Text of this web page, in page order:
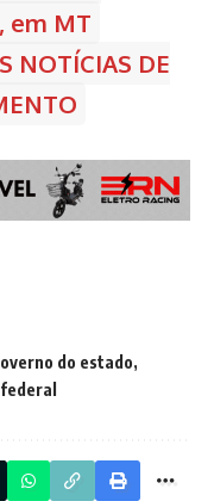
em MT
NOTÍCIAS DE
do estado